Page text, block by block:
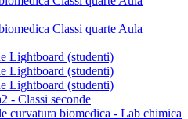
Classi quarte Aula
Lightboard (studenti)
Lightboard (studenti)
Lightboard (studenti)
- Classi seconde
curvatura biomedica - Lab chimica